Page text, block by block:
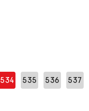
534 535 536 537